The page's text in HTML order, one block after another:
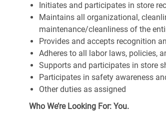
Initiates and participates in store
Maintains all organizational,
maintenance/cleanliness of the
Provides and accepts recognition
Adheres to all labor laws, policies,
Supports and participates in store
Participates in safety awareness
Other duties as assigned
Who We’re Looking For: You.